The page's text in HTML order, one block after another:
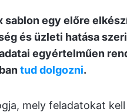
sablon egy előre
és üzleti hatása
egyértelműen
tud dolgozni.
mely feladatokat